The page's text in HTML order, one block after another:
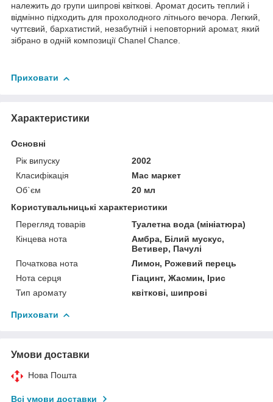
належить до групи шипрові квіткові. Аромат досить теплий і
відмінно підходить для прохолодного літнього вечора. Легкий,
чуттєвий, бархатистий, незабутній і неповторний аромат, який
зібрано в одній композиції Chanel Chance.
Приховати
Характеристики
Основні
Рік випуску
2002
Класифікація
Мас маркет
Об`єм
20 мл
Користувальницькі характеристики
Перегляд товарів
Туалетна вода (мініатюра)
Кінцева нота
Амбра, Білий мускус,
Ветивер, Пачулі
Початкова нота
Лимон, Рожевий перець
Нота серця
Гіацинт, Жасмин, Ірис
Тип аромату
квіткові, шипрові
Приховати
Умови доставки
Нова Пошта
Всі умови доставки